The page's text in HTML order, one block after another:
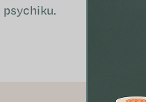
psychiku.